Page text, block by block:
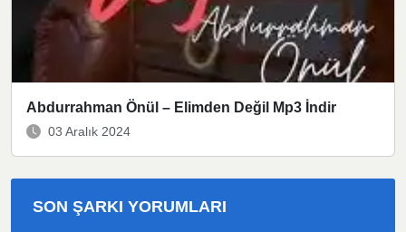
Abdurrahman Önül – Elimden Değil Mp3 İndir
03 Aralık 2024
SON ŞARKI YORUMLARI